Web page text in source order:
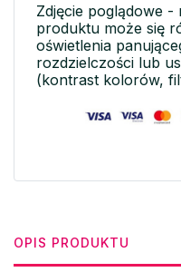
Zdjęcie poglądowe
produktu może się
oświetlenia
rozdzielczości lub
(kontrast kolorów,
OPIS PRODUKTU